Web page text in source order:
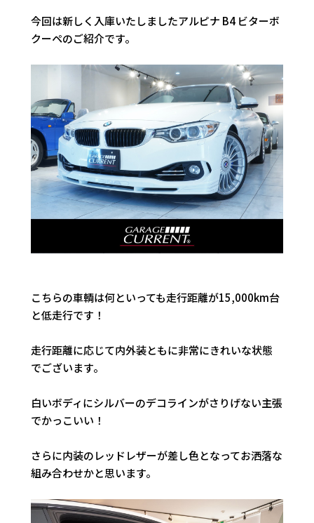
今回は新しく入庫いたしましたアルピナ B4 ビターボ
クーペのご紹介です。
こちらの車輌は何といっても走行距離が15,000km台
と低走行です！
走行距離に応じて内外装ともに非常にきれいな状態
でございます。
白いボディにシルバーのデコラインがさりげない主張
でかっこいい！
さらに内装のレッドレザーが差し色となってお洒落な
組み合わせかと思います。